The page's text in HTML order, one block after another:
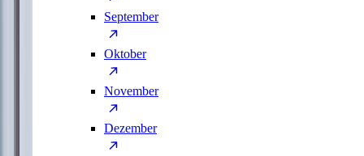
September
Oktober
November
Dezember